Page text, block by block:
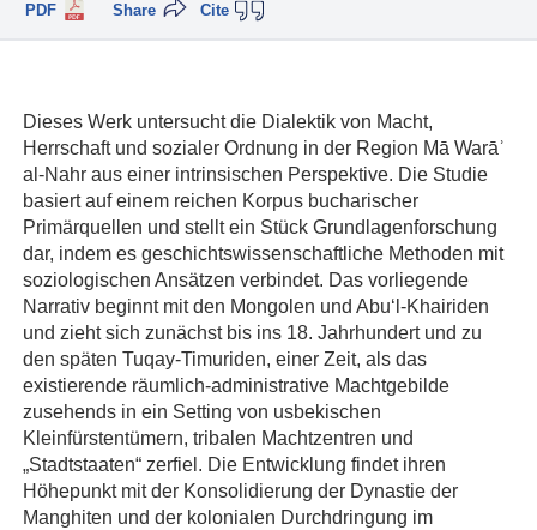
PDF Cite
Share
Dieses Werk untersucht die Dialektik von Macht,
Herrschaft und sozialer Ordnung in der Region Mā Warāʾ
al-Nahr aus einer intrinsischen Perspektive. Die Studie
basiert auf einem reichen Korpus bucharischer
Primärquellen und stellt ein Stück Grundlagenforschung
dar, indem es geschichtswissenschaftliche Methoden mit
soziologischen Ansätzen verbindet. Das vorliegende
Narrativ beginnt mit den Mongolen und Abu‘l-Khairiden
und zieht sich zunächst bis ins 18. Jahrhundert und zu
den späten Tuqay-Timuriden, einer Zeit, als das
existierende räumlich-administrative Machtgebilde
zusehends in ein Setting von usbekischen
Kleinfürstentümern, tribalen Machtzentren und
„Stadtstaaten“ zerfiel. Die Entwicklung findet ihren
Höhepunkt mit der Konsolidierung der Dynastie der
Manghiten und der kolonialen Durchdringung im